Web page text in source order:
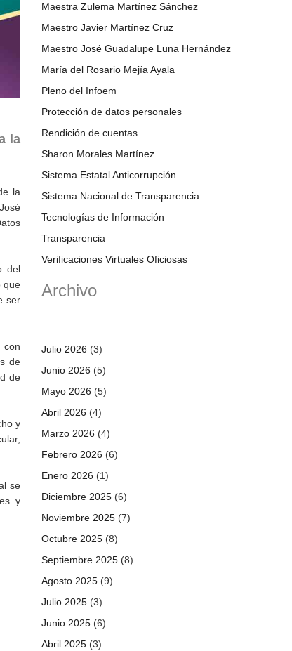
la
la
del
que
ser
con
de
de
y
se
y
Maestra Zulema Martínez Sánchez
Maestro Javier Martínez Cruz
Maestro José Guadalupe Luna Hernández
María del Rosario Mejía Ayala
Pleno del Infoem
Protección de datos personales
Rendición de cuentas
Sharon Morales Martínez
Sistema Estatal Anticorrupción
Sistema Nacional de Transparencia
Tecnologías de Información
Transparencia
Verificaciones Virtuales Oficiosas
Archivo
Julio 2026 (3)
Junio 2026 (5)
Mayo 2026 (5)
Abril 2026 (4)
Marzo 2026 (4)
Febrero 2026 (6)
Enero 2026 (1)
Diciembre 2025 (6)
Noviembre 2025 (7)
Octubre 2025 (8)
Septiembre 2025 (8)
Agosto 2025 (9)
Julio 2025 (3)
Junio 2025 (6)
Abril 2025 (3)